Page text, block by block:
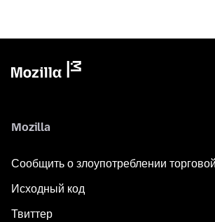
Mozilla
Сообщить о злоупотреблении
Исходный код
Твиттер